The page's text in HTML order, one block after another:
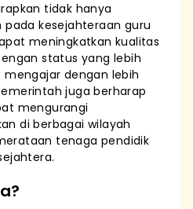
tidak hanya
kesejahteraan guru
meningkatkan kualitas
status yang lebih
dengan lebih
juga berharap
mengurangi
di berbagai wilayah
tenaga pendidik